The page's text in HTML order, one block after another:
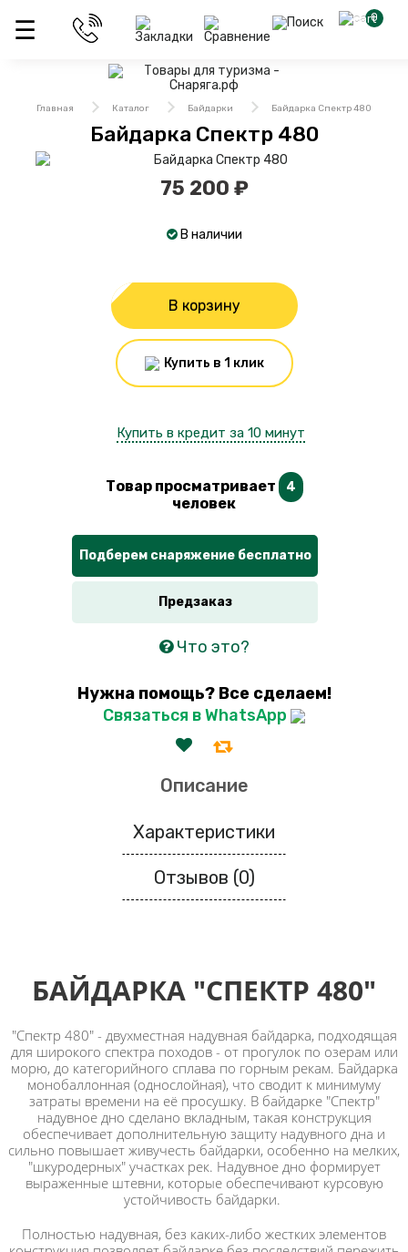
0
Главная Каталог Байдарки Байдарка Спектр 480
Байдарка Спектр 480
75 200 ₽
В наличии
В корзину
Купить в 1 клик
Купить в кредит за 10 минут
Товар просматривает 4
человек
Подберем снаряжение бесплатно
Предзаказ
Что это?
Нужна помощь? Все сделаем!
Связаться в WhatsApp
Описание
Характеристики
Отзывов (0)
БАЙДАРКА "СПЕКТР 480"
"Спектр 480" - двухместная надувная байдарка, подходящая
для широкого спектра походов - от прогулок по озерам или
морю, до категорийного сплава по горным рекам. Байдарка
монобаллонная (однослойная), что сводит к минимуму
затраты времени на её просушку. В байдарке "Спектр"
надувное дно сделано вкладным, такая конструкция
обеспечивает дополнительную защиту надувного дна и
сильно повышает живучесть байдарки, особенно на мелких,
"шкуродерных" участках рек. Надувное дно формирует
выраженные штевни, которые обеспечивают курсовую
устойчивость байдарки.
Полностью надувная, без каких-либо жестких элементов